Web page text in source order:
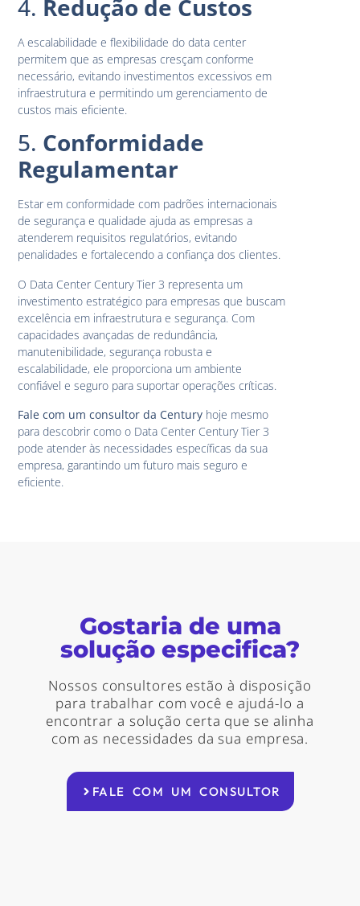
4. Redução de Custos
A escalabilidade e flexibilidade do data center
permitem que as empresas cresçam conforme
necessário, evitando investimentos excessivos em
infraestrutura e permitindo um gerenciamento de
custos mais eficiente.
5. Conformidade
Regulamentar
Estar em conformidade com padrões internacionais
de segurança e qualidade ajuda as empresas a
atenderem requisitos regulatórios, evitando
penalidades e fortalecendo a confiança dos clientes.
O Data Center Century Tier 3 representa um
investimento estratégico para empresas que buscam
excelência em infraestrutura e segurança. Com
capacidades avançadas de redundância,
manutenibilidade, segurança robusta e
escalabilidade, ele proporciona um ambiente
confiável e seguro para suportar operações críticas.
Fale com um consultor da Century hoje mesmo
para descobrir como o Data Center Century Tier 3
pode atender às necessidades específicas da sua
empresa, garantindo um futuro mais seguro e
eficiente.
Gostaria de uma
solução especifica?
Nossos consultores estão à disposição
para trabalhar com você e ajudá-lo a
encontrar a solução certa que se alinha
com as necessidades da sua empresa.
FALE COM UM CONSULTOR